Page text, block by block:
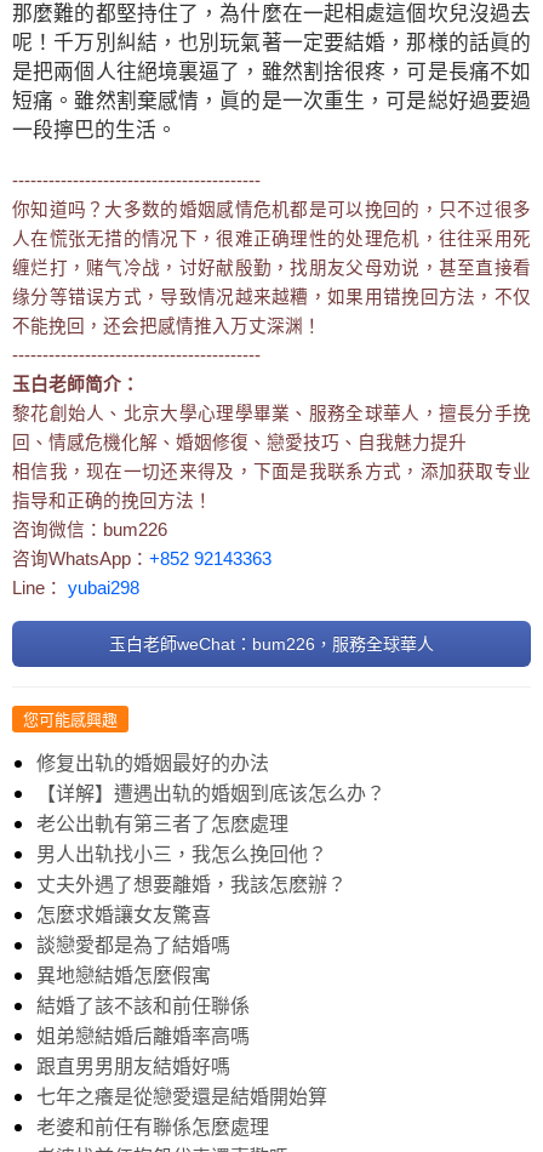
那麼難的都堅持住了，為什麼在一起相處這個坎兒沒過去
呢！千万別糾結，也別玩氣著一定要結婚，那様的話眞的
是把兩個人往絕境裏逼了，雖然割捨很疼，可是長痛不如
短痛。雖然割棄感情，眞的是一次重生，可是縂好過要過
一段擰巴的生活。
-----------------------------------------
你知道吗？大多数的婚姻感情危机都是可以挽回的，只不过很多
人在慌张无措的情况下，很难正确理性的处理危机，往往采用死
缠烂打，赌气冷战，讨好献殷勤，找朋友父母劝说，甚至直接看
缘分等错误方式，导致情况越来越糟，如果用错挽回方法，不仅
不能挽回，还会把感情推入万丈深渊！
-----------------------------------------
玉白老師简介：
黎花創始人、北京大學心理學畢業、服務全球華人，擅長分手挽
回、情感危機化解、婚姻修復、戀愛技巧、自我魅力提升
相信我，现在一切还来得及，下面是我联系方式，添加获取专业
指导和正确的挽回方法！
咨询微信：bum226
咨询WhatsApp： +852 92143363
Line： yubai298
玉白老師weChat：bum226，服務全球華人
您可能感興趣
修复出轨的婚姻最好的办法
【详解】遭遇出轨的婚姻到底该怎么办？
老公出軌有第三者了怎麽處理
男人出轨找小三，我怎么挽回他？
丈夫外遇了想要離婚，我該怎麽辦？
怎麼求婚讓女友驚喜
談戀愛都是為了結婚嗎
異地戀結婚怎麼假寓
結婚了該不該和前任聯係
姐弟戀結婚后離婚率高嗎
跟直男男朋友結婚好嗎
七年之癢是從戀愛還是結婚開始算
老婆和前任有聯係怎麼處理